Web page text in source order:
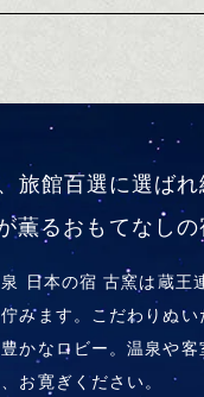
旅館百選に選ばれ
薫るおもてなしの
日本の宿 古窯は蔵王
みます。こだわりぬい
かなロビー。温泉や客
お寛ぎください。